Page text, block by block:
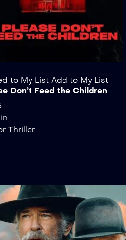
to My List Add to My List
Don’t Feed the Children
Thriller